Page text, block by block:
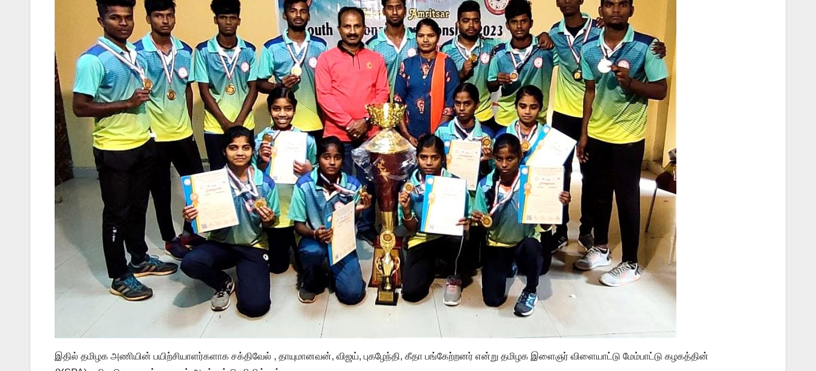
இதில் தமிழக அணியின் பயிற்சியாளர்களாக சக்திவேல் , தாயுமானவன், விஜய், புகழேந்தி, கீதா பங்கேற்றனர் என்று தமிழக இளைஞர் விளையாட்டு மேம்பாட்டு கழகத்தின்